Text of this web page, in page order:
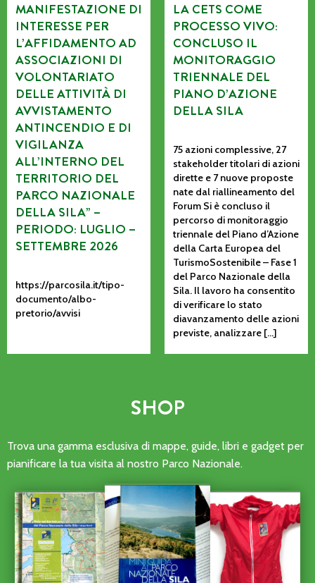
MANIFESTAZIONE DI
INTERESSE PER
L’AFFIDAMENTO AD
ASSOCIAZIONI DI
VOLONTARIATO
DELLE ATTIVITÀ DI
AVVISTAMENTO
ANTINCENDIO E DI
VIGILANZA
ALL’INTERNO DEL
TERRITORIO DEL
PARCO NAZIONALE
DELLA SILA” –
PERIODO: LUGLIO –
SETTEMBRE 2026
https://parcosila.it/tipo-
documento/albo-
pretorio/avvisi
LA CETS COME
PROCESSO VIVO:
CONCLUSO IL
MONITORAGGIO
TRIENNALE DEL
PIANO D’AZIONE
DELLA SILA
75 azioni complessive, 27
stakeholder titolari di azioni
dirette e 7 nuove proposte
nate dal riallineamento del
Forum Si è concluso il
percorso di monitoraggio
triennale del Piano d’Azione
della Carta Europea del
TurismoSostenibile – Fase 1
del Parco Nazionale della
Sila. Il lavoro ha consentito
di verificare lo stato
diavanzamento delle azioni
previste, analizzare […]
SHOP
Trova una gamma esclusiva di mappe, guide, libri e gadget per
pianificare la tua visita al nostro Parco Nazionale.